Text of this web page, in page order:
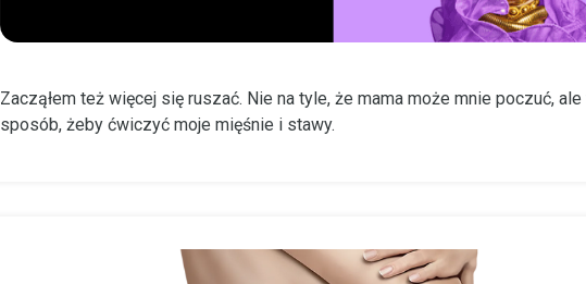
Zacząłem też więcej się ruszać. Nie na tyle, że mama może mnie poczuć,
sposób, żeby ćwiczyć moje mięśnie i stawy.